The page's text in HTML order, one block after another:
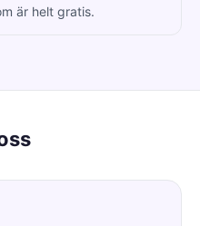
är helt gratis.